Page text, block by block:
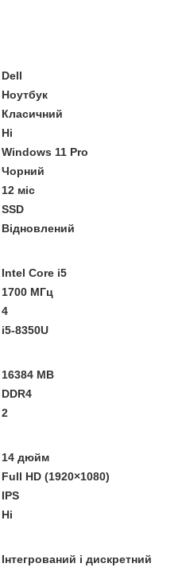
Dell
Ноутбук
Класичний
Ні
Windows 11 Pro
Чорний
12 міс
SSD
Відновлений
Intel Core i5
1700 МГц
4
i5-8350U
16384 MB
DDR4
2
14 дюйм
Full HD (1920×1080)
IPS
Ні
Інтегрований і дискретний